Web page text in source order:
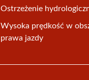
Ostrzeżenie
Wysoka prędkość w
prawa jazdy